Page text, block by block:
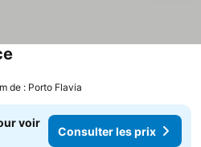
de : Porto Flavia
voir
Consulter les prix